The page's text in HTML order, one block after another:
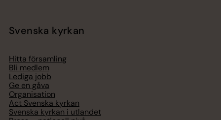
Svenska kyrkan
Hitta församling
Bli medlem
Lediga jobb
Ge en gåva
Organisation
Act Svenska kyrkan
Svenska kyrkan i utlandet